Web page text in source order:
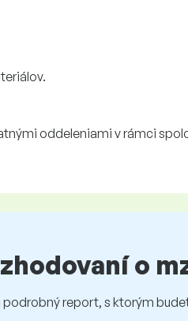
oddeleniami v rámci
o
report, s ktorým